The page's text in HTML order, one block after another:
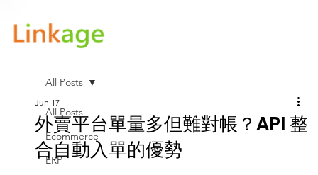
All Posts
Ecommerce
ERP
All Posts
外賣平台單量多但難對帳？API 整
合自動入單的優勢
Jun 17